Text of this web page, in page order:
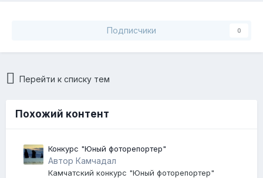
Подписчики 0
Перейти к списку тем
Похожий контент
Конкурс "Юный фоторепортер"
Автор Камчадал
Камчатский конкурс "Юный фоторепортер"